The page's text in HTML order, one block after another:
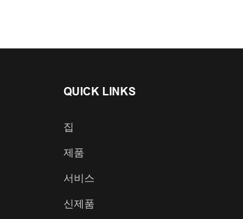
QUICK LINKS
집
제품
서비스
신제품